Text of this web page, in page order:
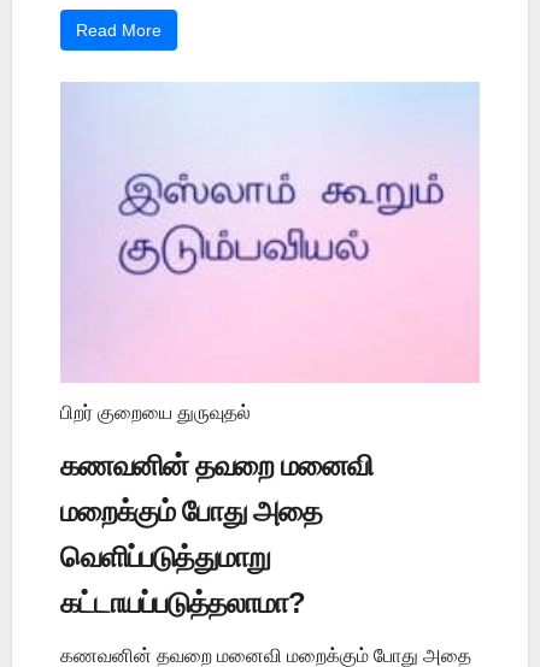
Read More
பிறர் குறையை துருவுதல்
கணவனின் தவறை மனைவி
மறைக்கும் போது அதை
வெளிப்படுத்துமாறு
கட்டாயப்படுத்தலாமா?
கணவனின் தவறை மனைவி மறைக்கும் போது அதை